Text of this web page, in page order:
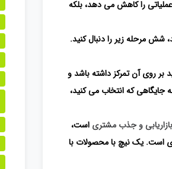
را کاهش می دهد، بلکه
شش مرحله زیر را دنبال کنید.
بر روی آن تمرکز داشته باشد و
جایگاهی که انتخاب می کنید،
بازاریابی و جذب مشتری است،
مورد نیاز برای فروش یک کالای 20 دلاری اساساً همان میزان کار برای فروش یک کالای 1500 دلاری است. یک نیچ با محصولات با